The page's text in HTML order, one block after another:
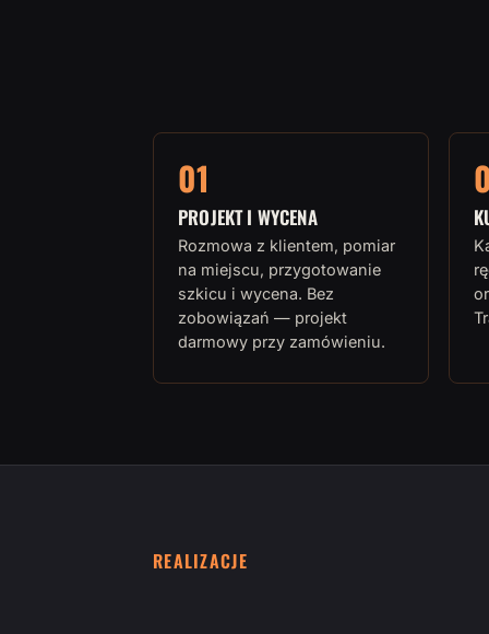
01
PROJEKT I WYCENA
Rozmowa z klientem, pomiar
na miejscu, przygotowanie
szkicu i wycena. Bez
zobowiązań — projekt
darmowy przy zamówieniu.
REALIZACJE